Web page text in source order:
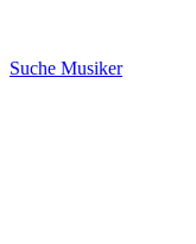
Suche Musiker